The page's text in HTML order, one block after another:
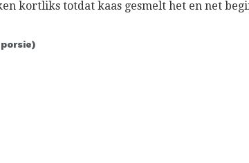
kortliks totdat kaas gesmelt het en net